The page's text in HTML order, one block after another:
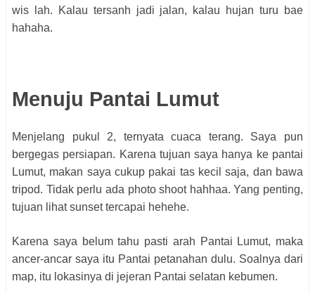
wis lah. Kalau tersanh jadi jalan, kalau hujan turu bae
hahaha.
Menuju Pantai Lumut
Menjelang pukul 2, ternyata cuaca terang. Saya pun
bergegas persiapan. Karena tujuan saya hanya ke pantai
Lumut, makan saya cukup pakai tas kecil saja, dan bawa
tripod. Tidak perlu ada photo shoot hahhaa. Yang penting,
tujuan lihat sunset tercapai hehehe.
Karena saya belum tahu pasti arah Pantai Lumut, maka
ancer-ancar saya itu Pantai petanahan dulu. Soalnya dari
map, itu lokasinya di jejeran Pantai selatan kebumen.